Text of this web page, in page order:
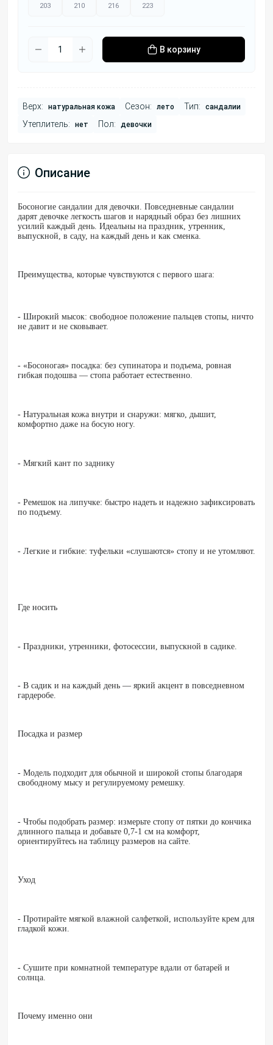
203 210 216 223
В корзину
Верх: натуральная кожа Сезон: лето Тип: сандалии
Утеплитель: нет Пол: девочки
Описание
Босоногие сандалии для девочки. Повседневные сандалии
дарят девочке легкость шагов и нарядный образ без лишних
усилий каждый день. Идеальны на праздник, утренник,
выпускной, в саду, на каждый день и как сменка.
Преимущества, которые чувствуются с первого шага:
- Широкий мысок: свободное положение пальцев стопы, ничто
не давит и не сковывает.
- «Босоногая» посадка: без супинатора и подъема, ровная
гибкая подошва — стопа работает естественно.
- Натуральная кожа внутри и снаружи: мягко, дышит,
комфортно даже на босую ногу.
- Мягкий кант по заднику
- Ремешок на липучке: быстро надеть и надежно зафиксировать
по подъему.
- Легкие и гибкие: туфельки «слушаются» стопу и не утомляют.
Где носить
- Праздники, утренники, фотосессии, выпускной в садике.
- В садик и на каждый день — яркий акцент в повседневном
гардеробе.
Посадка и размер
- Модель подходит для обычной и широкой стопы благодаря
свободному мысу и регулируемому ремешку.
- Чтобы подобрать размер: измерьте стопу от пятки до кончика
длинного пальца и добавьте 0,7-1 см на комфорт,
ориентируйтесь на таблицу размеров на сайте.
Уход
- Протирайте мягкой влажной салфеткой, используйте крем для
гладкой кожи.
- Сушите при комнатной температуре вдали от батарей и
солнца.
Почему именно они